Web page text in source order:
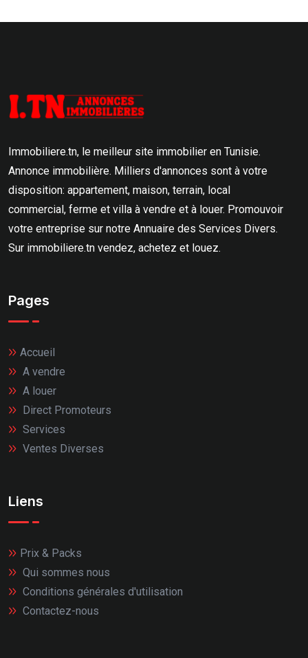
Immobiliere.tn, le meilleur site immobilier en Tunisie.
Annonce immobilière. Milliers d'annonces sont à votre
disposition: appartement, maison, terrain, local
commercial, ferme et villa à vendre et à louer. Promouvoir
votre entreprise sur notre Annuaire des Services Divers.
Sur immobiliere.tn vendez, achetez et louez.
Pages
Accueil
A vendre
A louer
Direct Promoteurs
Services
Ventes Diverses
Liens
Prix & Packs
Qui sommes nous
Conditions générales d'utilisation
Contactez-nous